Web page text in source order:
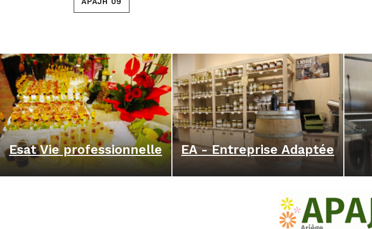
Esat Vie professionnelle EA - Entreprise Adaptée